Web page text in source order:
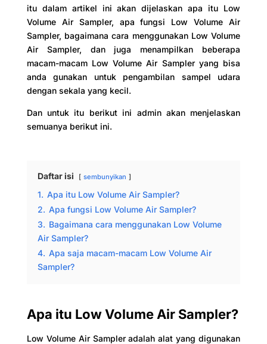
itu dalam artikel ini akan dijelaskan apa itu Low
Volume Air Sampler, apa fungsi Low Volume Air
Sampler, bagaimana cara menggunakan Low Volume
Air Sampler, dan juga menampilkan beberapa
macam-macam Low Volume Air Sampler yang bisa
anda gunakan untuk pengambilan sampel udara
dengan sekala yang kecil.
Dan untuk itu berikut ini admin akan menjelaskan
semuanya berikut ini.
Daftar isi sembunyikan
1. Apa itu Low Volume Air Sampler?
2. Apa fungsi Low Volume Air Sampler?
3. Bagaimana cara menggunakan Low Volume
Air Sampler?
4. Apa saja macam-macam Low Volume Air
Sampler?
Apa itu Low Volume Air Sampler?
Low Volume Air Sampler adalah alat yang digunakan